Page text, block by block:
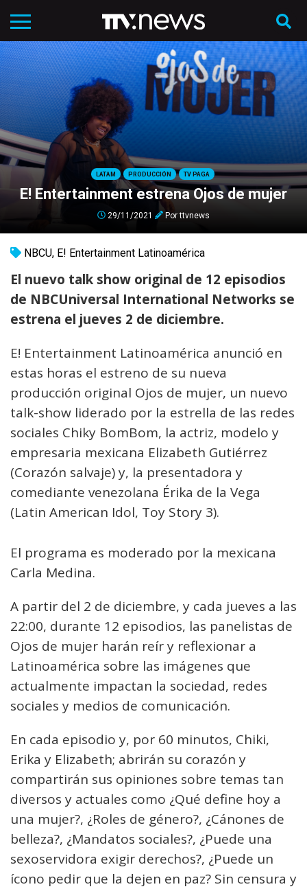
LATAM PRODUCCIÓN TV PAGA
E! Entertainment estrena Ojos de mujer
29/11/2021 Porttvnews
NBCU, E! Entertainment Latinoamérica
El nuevo talk show original de 12 episodios
de NBCUniversal International Networks se
estrena el jueves 2 de diciembre.
E! Entertainment Latinoamérica anunció en
estas horas el estreno de su nueva
producción original Ojos de mujer, un nuevo
talk-show liderado por la estrella de las redes
sociales Chiky BomBom, la actriz, modelo y
empresaria mexicana Elizabeth Gutiérrez
(Corazón salvaje) y, la presentadora y
comediante venezolana Érika de la Vega
(Latin American Idol, Toy Story 3).
El programa es moderado por la mexicana
Carla Medina.
A partir del 2 de diciembre, y cada jueves a las
22:00, durante 12 episodios, las panelistas de
Ojos de mujer harán reír y reflexionar a
Latinoamérica sobre las imágenes que
actualmente impactan la sociedad, redes
sociales y medios de comunicación.
En cada episodio y, por 60 minutos, Chiki,
Erika y Elizabeth; abrirán su corazón y
compartirán sus opiniones sobre temas tan
diversos y actuales como ¿Qué define hoy a
una mujer?, ¿Roles de género?, ¿Cánones de
belleza?, ¿Mandatos sociales?, ¿Puede una
sexoservidora exigir derechos?, ¿Puede un
ícono pedir que la dejen en paz? Sin censura y